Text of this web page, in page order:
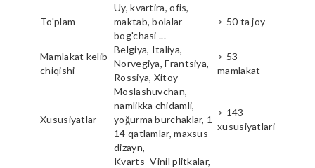
To'plam
Uy, kvartira, ofis,
maktab, bolalar
bog'chasi ...
> 50 ta joy
Mamlakat kelib
chiqishi
Belgiya, Italiya,
Norvegiya, Frantsiya,
Rossiya, Xitoy
> 53
mamlakat
Xususiyatlar
Moslashuvchan,
namlikka chidamli,
yoğurma burchaklar, 1-
14 qatlamlar, maxsus
dizayn,
> 143
xususiyatlari
Kvarts -Vinil plitkalar,